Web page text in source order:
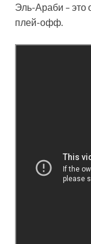
Эль-Араби –
плей-офф.